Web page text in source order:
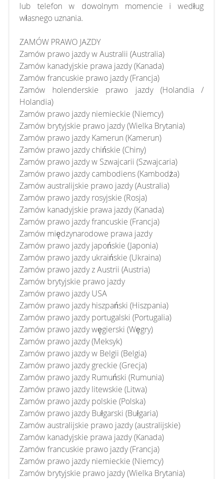
lub telefon w dowolnym momencie i według
własnego uznania.
ZAMÓW PRAWO JAZDY
Zamów prawo jazdy w Australii (Australia)
Zamów kanadyjskie prawa jazdy (Kanada)
Zamów francuskie prawo jazdy (Francja)
Zamów holenderskie prawo jazdy (Holandia /
Holandia)
Zamów prawo jazdy niemieckie (Niemcy)
Zamów brytyjskie prawo jazdy (Wielka Brytania)
Zamów prawo jazdy Kamerun (Kamerun)
Zamów prawo jazdy chińskie (Chiny)
Zamów prawo jazdy w Szwajcarii (Szwajcaria)
Zamów prawo jazdy cambodiens (Kambodża)
Zamów australijskie prawo jazdy (Australia)
Zamów prawo jazdy rosyjskie (Rosja)
Zamów kanadyjskie prawa jazdy (Kanada)
Zamów prawo jazdy francuskie (Francja)
Zamów międzynarodowe prawa jazdy
Zamów prawo jazdy japońskie (Japonia)
Zamów prawo jazdy ukraińskie (Ukraina)
Zamów prawo jazdy z Austrii (Austria)
Zamów brytyjskie prawo jazdy
Zamów prawo jazdy USA
Zamów prawo jazdy hiszpański (Hiszpania)
Zamów prawo jazdy portugalski (Portugalia)
Zamów prawo jazdy węgierski (Węgry)
Zamów prawo jazdy (Meksyk)
Zamów prawo jazdy w Belgii (Belgia)
Zamów prawo jazdy greckie (Grecja)
Zamów prawo jazdy Rumuński (Rumunia)
Zamów prawo jazdy litewskie (Litwa)
Zamów prawo jazdy polskie (Polska)
Zamów prawo jazdy Bułgarski (Bułgaria)
Zamów australijskie prawo jazdy (australijskie)
Zamów kanadyjskie prawa jazdy (Kanada)
Zamów francuskie prawo jazdy (Francja)
Zamów prawo jazdy niemieckie (Niemcy)
Zamów brytyjskie prawo jazdy (Wielka Brytania)